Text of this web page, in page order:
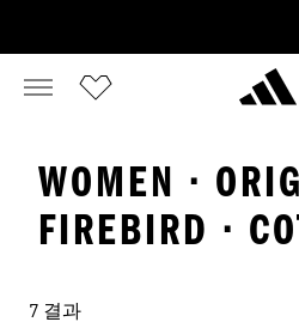
WOMEN ·
FIREBIRD ·
7 결과